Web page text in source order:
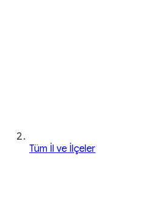
Tüm İl ve İlçeler